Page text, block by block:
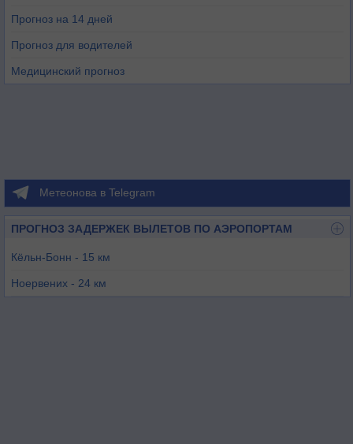
Прогноз на 14 дней
Прогноз для водителей
Медицинский прогноз
Метеонова в Telegram
ПРОГНОЗ ЗАДЕРЖЕК ВЫЛЕТОВ ПО АЭРОПОРТАМ
Кёльн-Бонн - 15 км
Ноервених - 24 км